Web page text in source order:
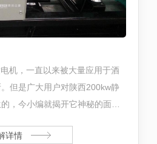
机，一直以来被大量应用于酒
但是广大用户对陕西200kw静
，今小编就揭开它神秘的面
音发电机是引进国外低噪音发
详情